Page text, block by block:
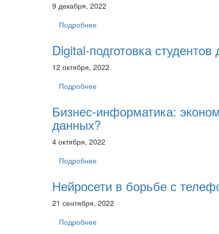
9 декабря, 2022
Подробнее
Digital-подготовка
12 октября, 2022
Подробнее
Бизнес-информатика:
данных?
4 октября, 2022
Подробнее
Нейросети в борьбе с
21 сентября, 2022
Подробнее